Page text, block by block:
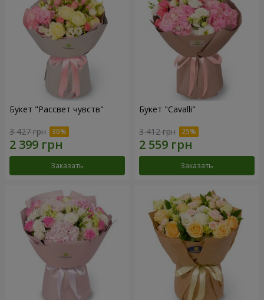
Букет "Рассвет чувств"
3 427 грн
Заказать
Букет "Cаvalli"
3 412 грн
Заказать